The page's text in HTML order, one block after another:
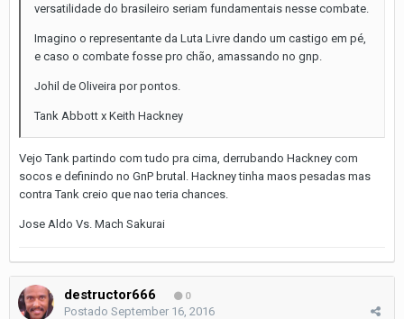
versatilidade do brasileiro seriam fundamentais nesse combate.
Imagino o representante da Luta Livre dando um castigo em pé,
e caso o combate fosse pro chão, amassando no gnp.
Johil de Oliveira por pontos.
Tank Abbott x Keith Hackney
Vejo Tank partindo com tudo pra cima, derrubando Hackney com
socos e definindo no GnP brutal. Hackney tinha maos pesadas mas
contra Tank creio que nao teria chances.
Jose Aldo Vs. Mach Sakurai
destructor666 0
Postado September 16, 2016